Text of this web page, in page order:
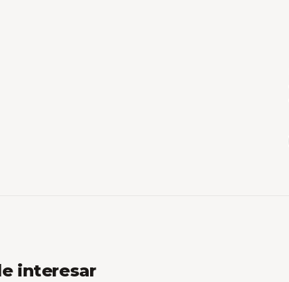
interesar